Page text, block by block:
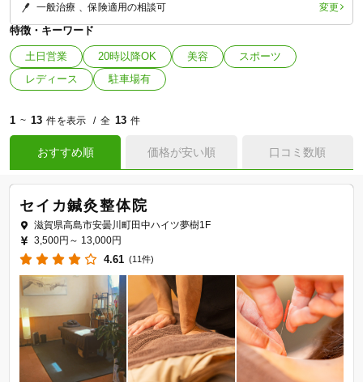
一般治療 保険適用の相談可 変更
特徴・キーワード
土日営業 20時以降OK 美容
スポーツ
レディース
駐車場有
1 ~ 13 件を表示 全 13 件
おすすめ順 価格が安い順 口コミ数順
セイカ鍼灸整体院
滋賀県高島市安曇川町田中ハイツ夢樹1F
3,500円～ 13,000円
4.61 (11件)
「健康にはりを見た」